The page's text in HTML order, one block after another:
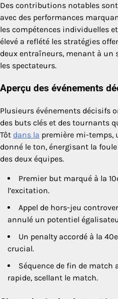
Des contributions notables
avec des performances
les compétences individuelles
élevé a reflété les stratégies
deux entraîneurs, menant à un
les spectateurs.
Aperçu des événements
Plusieurs événements décisifs
des buts clés et des tournants
Tôt dans la première mi-temps,
donné le ton, énergisant la
des deux équipes.
Premier but marqué à la
l’excitation.
Appel de hors-jeu
annulé un potentiel
Un penalty accordé à la
crucial.
Séquence de fin de match
rapide, scellant le match.